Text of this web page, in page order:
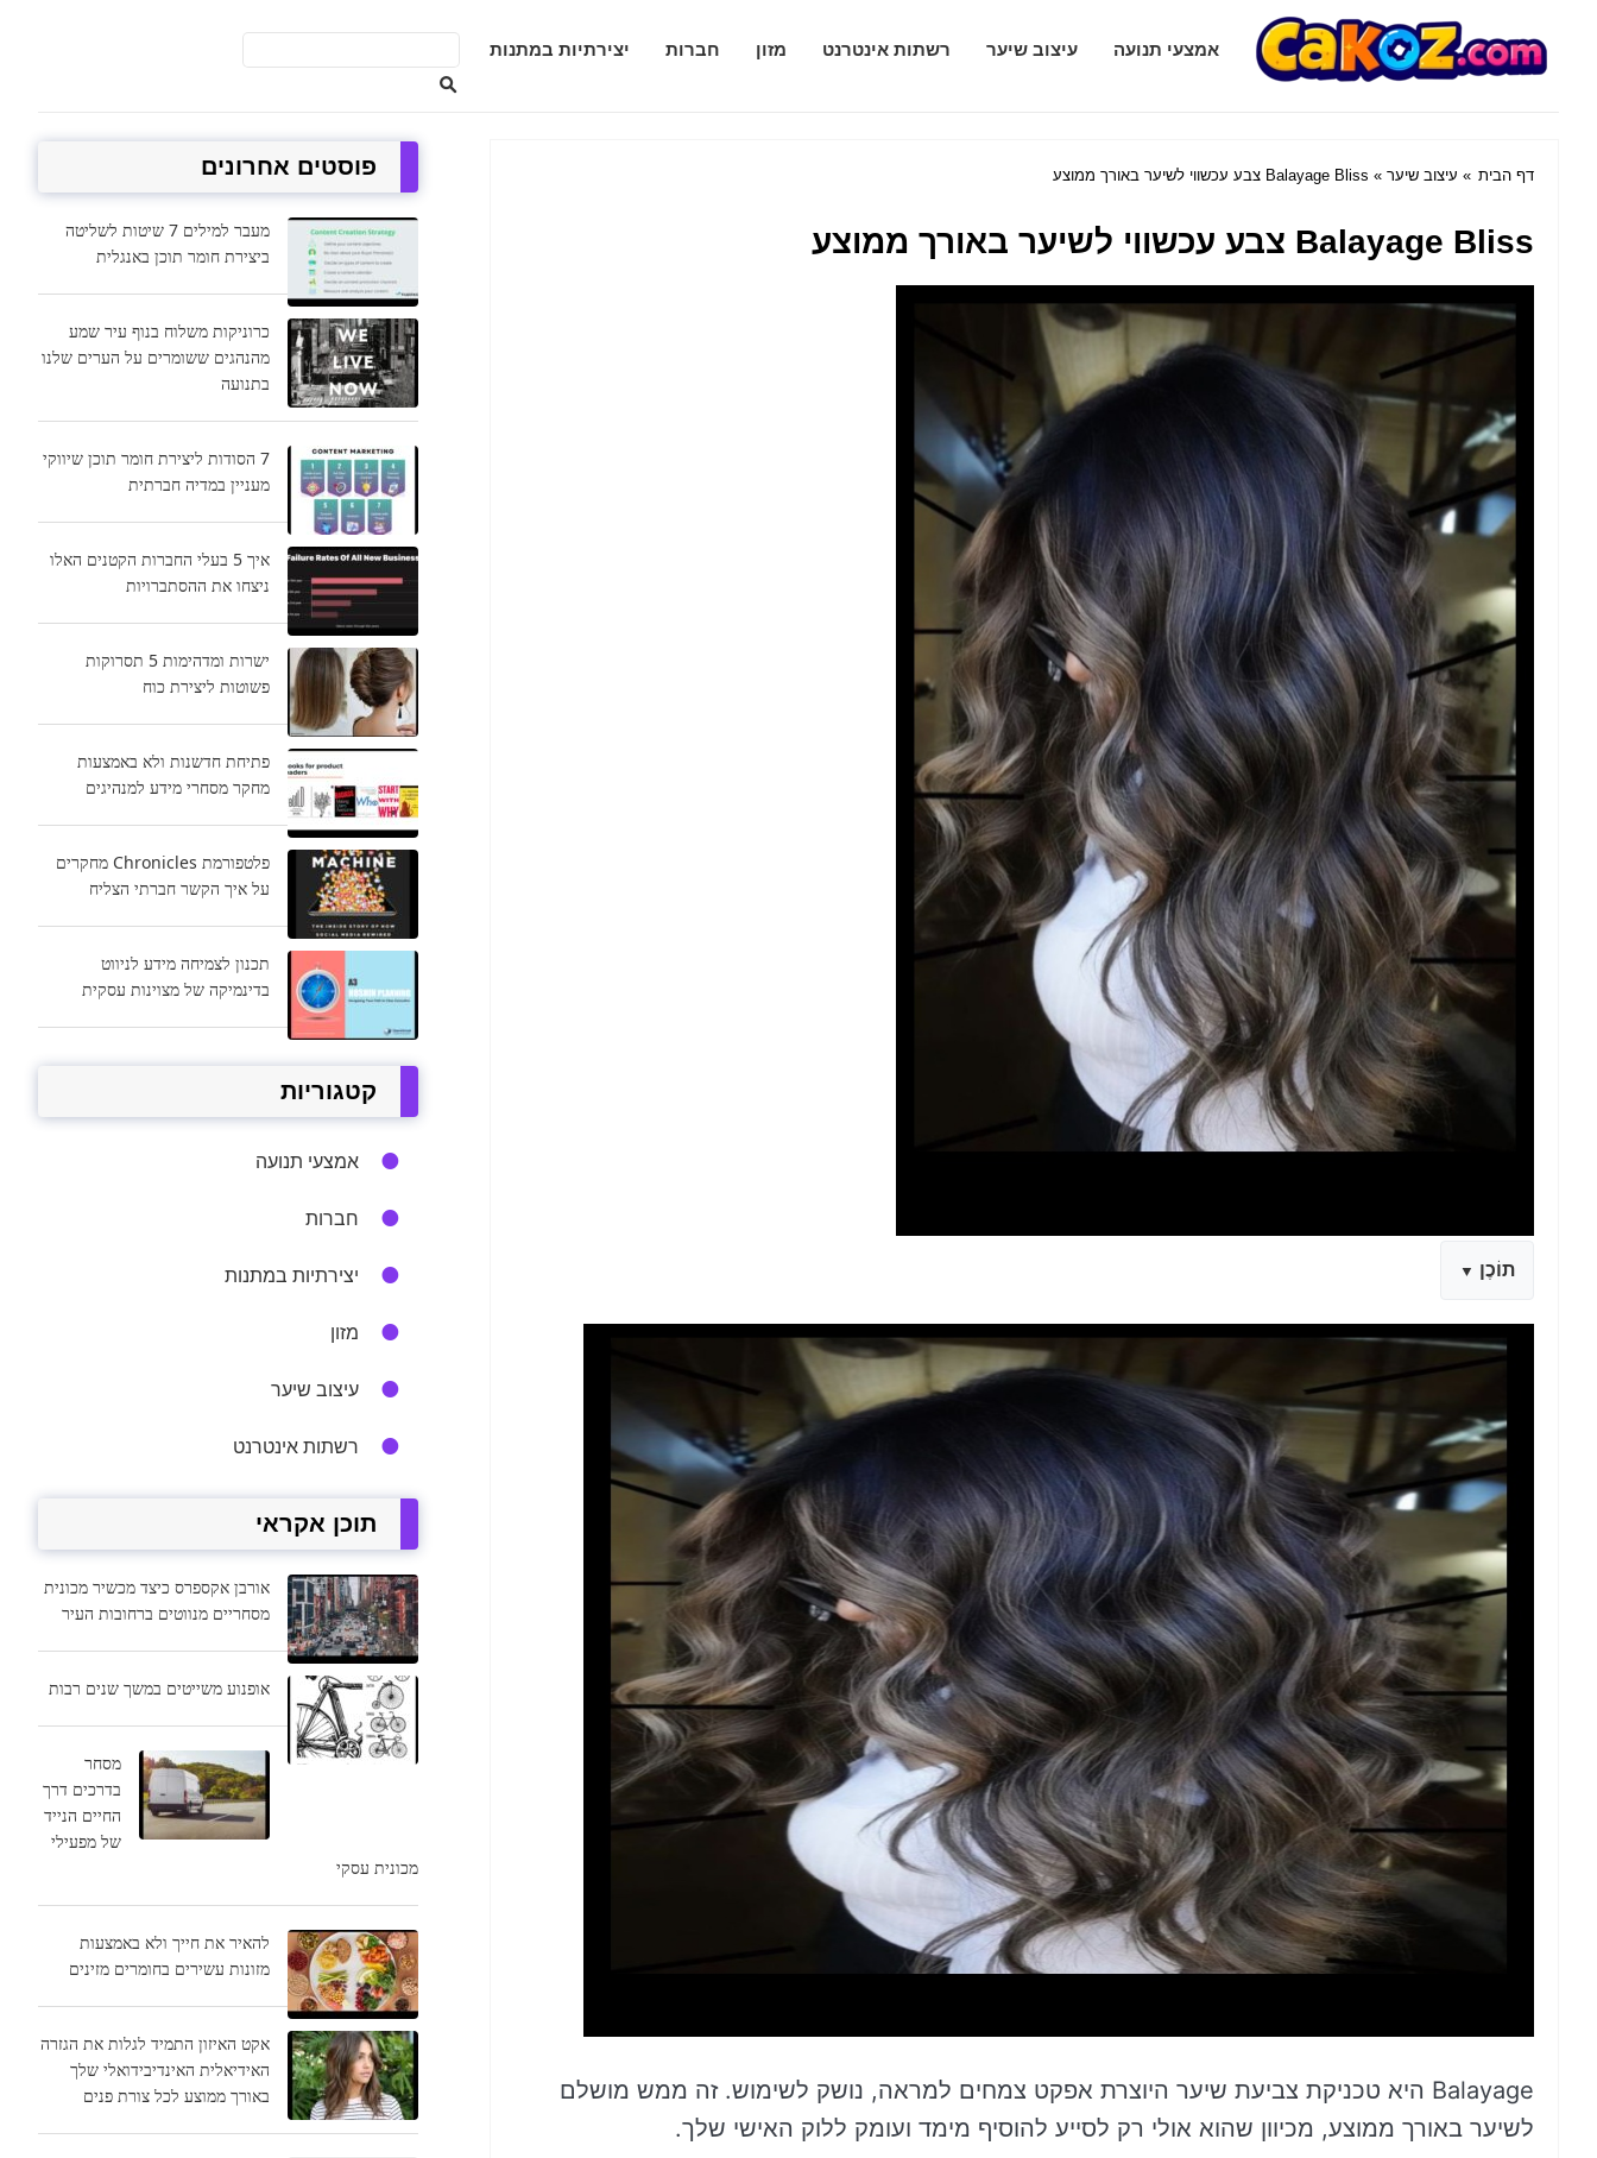
Cakoz.com אמצעי תנועה עיצוב שיער רשתות אינטרנט מזון חברות יצירתיות במתנות
דף הבית » עיצוב שיער » Balayage Bliss צבע עכשווי לשיער באורך ממוצע
Balayage Bliss צבע עכשווי לשיער באורך ממוצע
תוֹכֶן
Balayage היא טכניקת צביעת שיער היוצרת אפקט צמחים למראה, נושק לשימוש. זה ממש מושלם
לשיער באורך ממוצע, מכיוון שהוא אולי רק לסייע להוסיף מימד ועומק ללוק האישי שלך.
פוסטים אחרונים
מעבר למילים 7 שיטות לשליטה
ביצירת חומר תוכן באנגלית
כרוניקות משלוח בנוף עיר שמע
מהנהגים ששומרים על הערים שלנו
בתנועה
7 הסודות ליצירת חומר תוכן שיווקי
מעניין במדיה חברתית
איך 5 בעלי החברות הקטנים האלו
ניצחו את ההסתברויות
ישרות ומדהימות 5 תסרוקות
פשוטות ליצירת כוח
פתיחת חדשנות ולא באמצעות
מחקר מסחרי מידע למנהיגים
פלטפורמת Chronicles מחקרים
על איך הקשר חברתי הצליח
תכנון לצמיחה מידע לניווט
בדינמיקה של מצוינות עסקית
קטגוריות
אמצעי תנועה
חברות
יצירתיות במתנות
מזון
עיצוב שיער
רשתות אינטרנט
תוכן אקראי
אורבן אקספרס כיצד מכשיר מכונית
מסחריים מנווטים ברחובות העיר
אופנוע משייטים במשך שנים רבות
מסחר
בדרכים דרך
החיים הנייד
של מפעילי
מכונית עסקי
להאיר את חייך ולא באמצעות
מזונות עשירים בחומרים מזינים
אקט האיזון התמיד לגלות את הגזרה
האידיאלית האינדיבידואלי שלך
באורך ממוצע לכל צורת פנים